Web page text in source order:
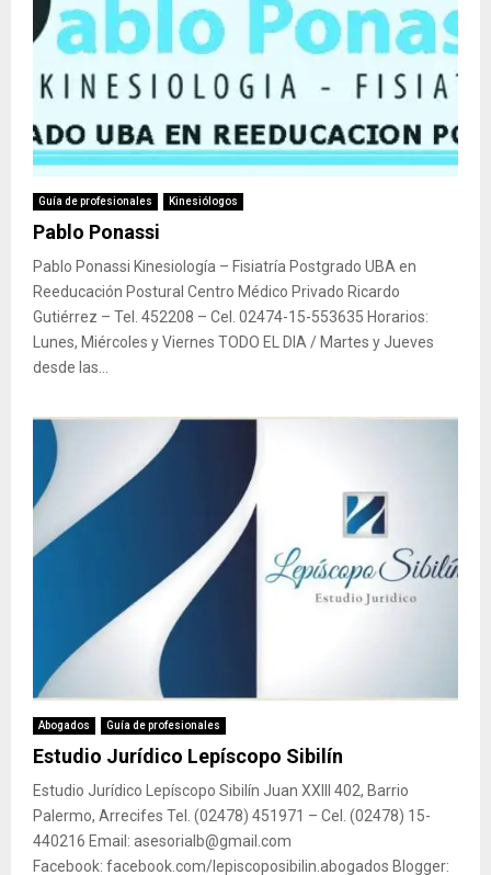
Guía de profesionales Kinesiólogos
Pablo Ponassi
Pablo Ponassi Kinesiología – Fisiatría Postgrado UBA en
Reeducación Postural Centro Médico Privado Ricardo
Gutiérrez – Tel. 452208 – Cel. 02474-15-553635 Horarios:
Lunes, Miércoles y Viernes TODO EL DIA / Martes y Jueves
desde las...
Abogados Guía de profesionales
Estudio Jurídico Lepíscopo Sibilín
Estudio Jurídico Lepíscopo Sibilín Juan XXIII 402, Barrio
Palermo, Arrecifes Tel. (02478) 451971 – Cel. (02478) 15-
440216 Email: asesorialb@gmail.com
Facebook: facebook.com/lepiscoposibilin.abogados Blogger: